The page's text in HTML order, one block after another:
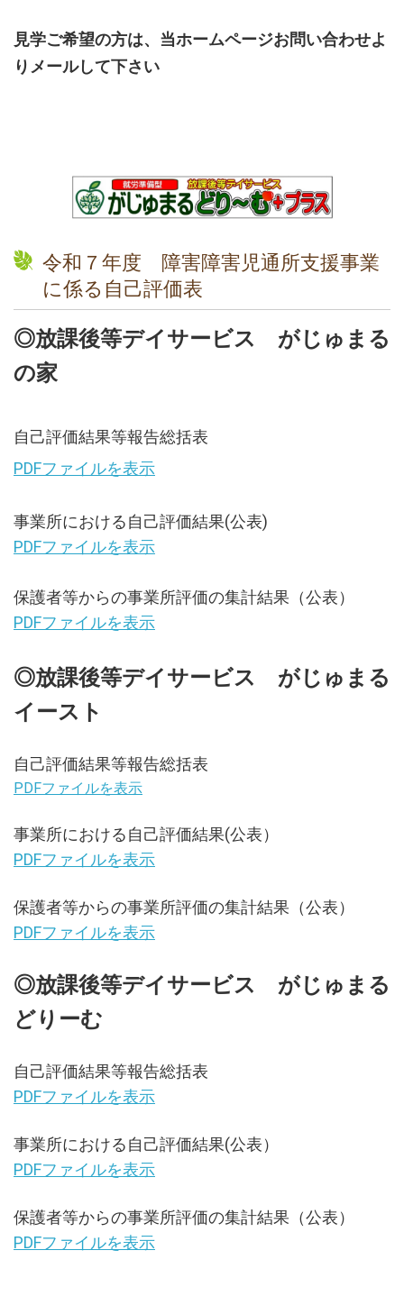
2022.01.11
相談支援事業所 G a j u 開設
2021.01.01
今年もよろしくお願いします。
12月２６日 こども食堂開催予定
2020.11.11
2020.11.08
芋掘りを行いました
第二回見学相談会を開催しました
2020.11.01
2020.10.25
がじゅまるの家 図書コーナー完成しました。
2020.10.24
ヨガをやりました
2020.10.07
見学ご希望の方は、当ホームページお問い合わせよ
りメールして下さい
令和７年度 障害障害児通所支援事業
に係る自己評価表
◎放課後等デイサービス がじゅまる
の家
自己評価結果等報告総括表
PDFファイルを表示
事業所における自己評価結果(公表)
PDFファイルを表示
保護者等からの事業所評価の集計結果（公表）
PDFファイルを表示
◎放課後等デイサービス がじゅまる
イースト
自己評価結果等報告総括表
PDFファイルを表示
事業所における自己評価結果(公表）
PDFファイルを表示
保護者等からの事業所評価の集計結果（公表）
PDFファイルを表示
◎放課後等デイサービス がじゅまる
どりーむ
自己評価結果等報告総括表
PDFファイルを表示
事業所における自己評価結果(公表）
PDFファイルを表示
保護者等からの事業所評価の集計結果（公表）
PDFファイルを表示